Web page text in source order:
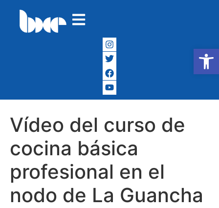
Abrir
Vídeo del curso de
cocina básica
profesional en el
nodo de La Guancha